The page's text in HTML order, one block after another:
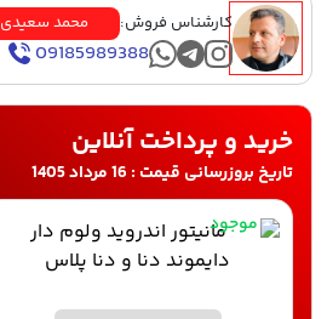
کارشناس فروش: محمد سعیدی
09185989388
خرید و پرداخت آنلاین
تاریخ بروزرسانی قیمت : 16 مرداد 1405
موجود